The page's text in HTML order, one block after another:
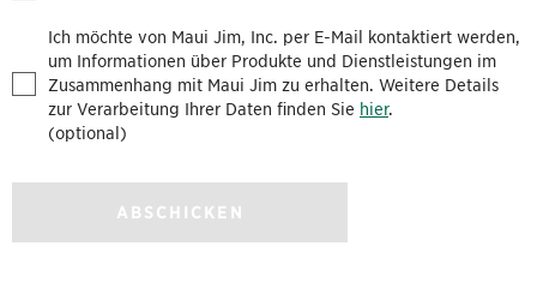
Ich möchte von Maui Jim, Inc. per E-Mail kontaktiert werden,
um Informationen über Produkte und Dienstleistungen im
Zusammenhang mit Maui Jim zu erhalten. Weitere Details
zur Verarbeitung Ihrer Daten finden Sie hier.
(optional)
ABSCHICKEN